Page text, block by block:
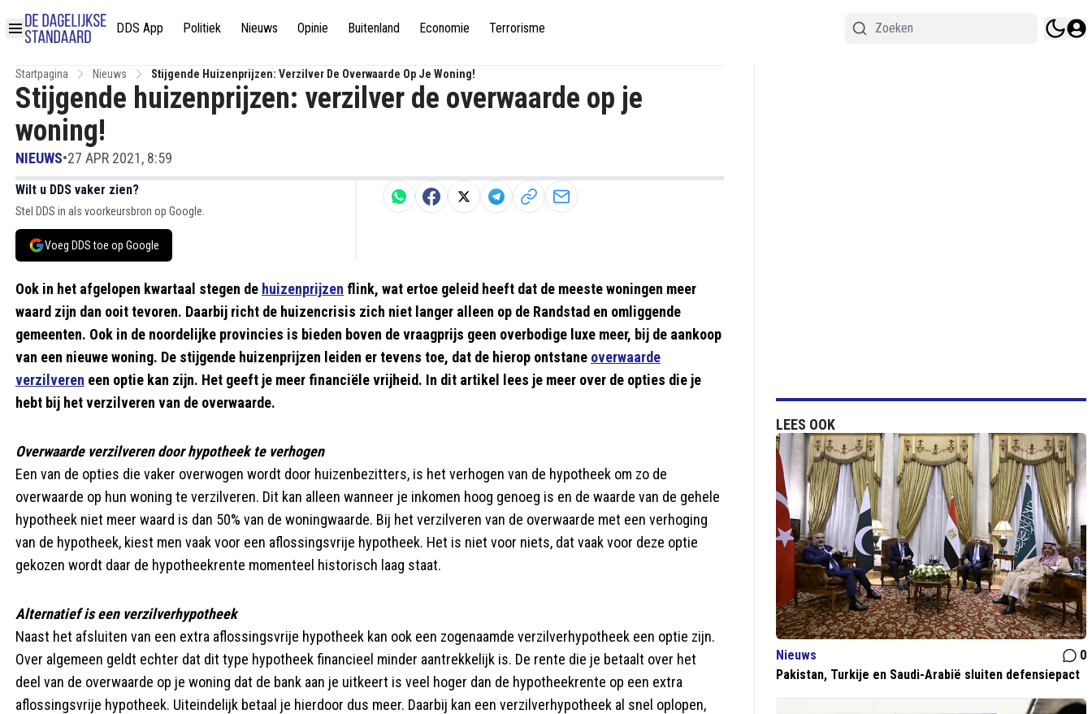
DDS App Politiek Nieuws Opinie Buitenland Economie Terrorisme
Startpagina Nieuws Stijgende Huizenprijzen: Verzilver De Overwaarde Op Je Woning!
Stijgende huizenprijzen: verzilver de overwaarde op je
woning!
NIEUWS•27 APR 2021, 8:59
Wilt u DDS vaker zien?
Stel DDS in als voorkeursbron op Google.
Voeg DDS toe op Google
Ook in het afgelopen kwartaal stegen de huizenprijzen flink, wat ertoe geleid heeft dat de meeste woningen meer
waard zijn dan ooit tevoren. Daarbij richt de huizencrisis zich niet langer alleen op de Randstad en omliggende
gemeenten. Ook in de noordelijke provincies is bieden boven de vraagprijs geen overbodige luxe meer, bij de aankoop
van een nieuwe woning. De stijgende huizenprijzen leiden er tevens toe, dat de hierop ontstane overwaarde
verzilveren een optie kan zijn. Het geeft je meer financiële vrijheid. In dit artikel lees je meer over de opties die je
hebt bij het verzilveren van de overwaarde.
Overwaarde verzilveren door hypotheek te verhogen
Een van de opties die vaker overwogen wordt door huizenbezitters, is het verhogen van de hypotheek om zo de
overwaarde op hun woning te verzilveren. Dit kan alleen wanneer je inkomen hoog genoeg is en de waarde van de gehele
hypotheek niet meer waard is dan 50% van de woningwaarde. Bij het verzilveren van de overwaarde met een verhoging
van de hypotheek, kiest men vaak voor een aflossingsvrije hypotheek. Het is niet voor niets, dat vaak voor deze optie
gekozen wordt daar de hypotheekrente momenteel historisch laag staat.
Alternatief is een verzilverhypotheek
Naast het afsluiten van een extra aflossingsvrije hypotheek kan ook een zogenaamde verzilverhypotheek een optie zijn.
Over algemeen geldt echter dat dit type hypotheek financieel minder aantrekkelijk is. De rente die je betaalt over het
deel van de overwaarde op je woning dat de bank aan je uitkeert is veel hoger dan de hypotheekrente op een extra
aflossingsvrije hypotheek. Uiteindelijk betaal je hierdoor dus meer. Daarbij kan een verzilverhypotheek al snel oplopen,
LEES OOK
Nieuws
0
Pakistan, Turkije en Saudi-Arabië sluiten defensiepact